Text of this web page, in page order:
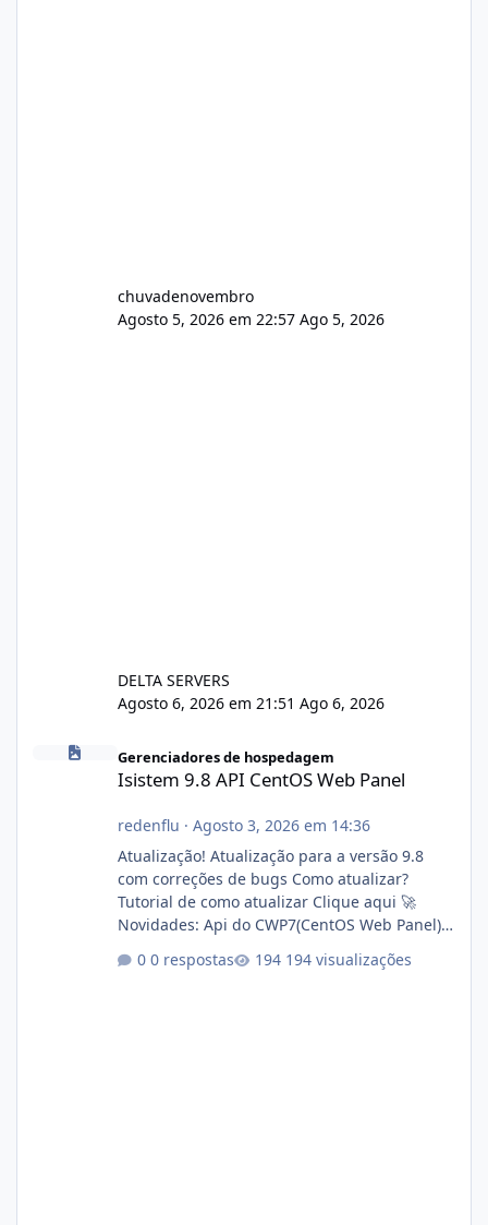
chuvadenovembro
Agosto 5, 2026 em 22:57 Ago 5, 2026
DELTA SERVERS
Agosto 6, 2026 em 21:51 Ago 6, 2026
Isistem 9.8 API CentOS Web Panel
Gerenciadores de hospedagem
Isistem 9.8 API CentOS Web Panel
redenflu · Agosto 3, 2026 em 14:36
Atualização! Atualização para a versão 9.8
com correções de bugs Como atualizar?
Tutorial de como atualizar Clique aqui 🚀
Novidades: Api do CWP7(CentOS Web Panel)
autorizado a usasr o isistem:
0 respostas 194 visualizações